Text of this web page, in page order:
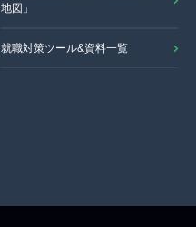
地図」
就職対策ツール&資料一覧